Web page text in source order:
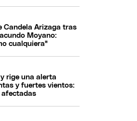
Candela Arizaga tras
Moyano:
cualquiera"
y rige una alerta
y fuertes vientos:
afectadas